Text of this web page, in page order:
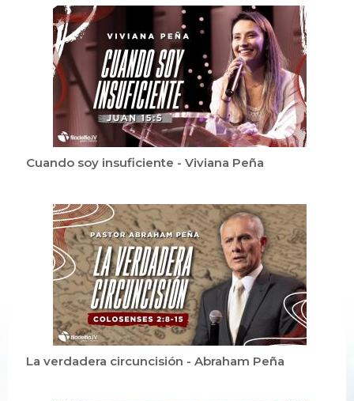
Cuando soy insuficiente - Viviana Peña
La verdadera circuncisión - Abraham Peña